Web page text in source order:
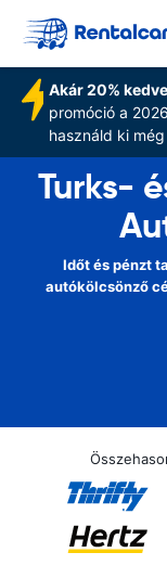
Akár 20%
promóció a
használd ki még
Turks-
Időt és pénzt
autókölcsönző